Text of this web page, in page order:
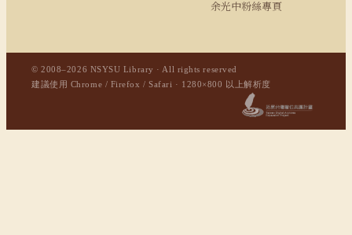
余光中粉絲專頁
© 2008–2026 NSYSU Library · All rights reserved
建議使用 Chrome / Firefox / Safari · 1280×800 以上解析度